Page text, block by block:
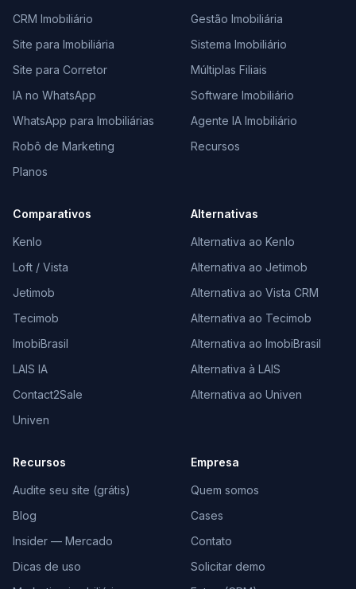
CRM Imobiliário
Site para Imobiliária
Site para Corretor
IA no WhatsApp
WhatsApp para Imobiliárias
Robô de Marketing
Planos
Gestão Imobiliária
Sistema Imobiliário
Múltiplas Filiais
Software Imobiliário
Agente IA Imobiliário
Recursos
Comparativos
Kenlo
Loft / Vista
Jetimob
Tecimob
ImobiBrasil
LAIS IA
Contact2Sale
Univen
Alternativas
Alternativa ao Kenlo
Alternativa ao Jetimob
Alternativa ao Vista CRM
Alternativa ao Tecimob
Alternativa ao ImobiBrasil
Alternativa à LAIS
Alternativa ao Univen
Recursos
Audite seu site (grátis)
Blog
Insider — Mercado
Dicas de uso
Empresa
Quem somos
Cases
Contato
Solicitar demo